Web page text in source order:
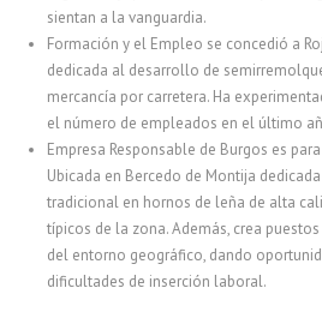
sientan a la vanguardia.
Formación y el Empleo se concedió a
dedicada al desarrollo de
mercancía por carretera. Ha
el número de empleados en el último
Empresa Responsable de Burgos es
Ubicada en Bercedo de Montija
tradicional en hornos de leña de alta
típicos de la zona. Además, crea
del entorno geográfico, dando
dificultades de inserción laboral.